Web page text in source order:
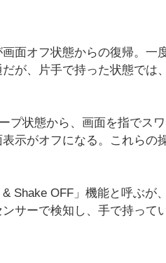
面オフ状態からの復帰。一
が、片手で持った状態では
プ状態から、画面を指でス
示がオフになる。これらの
Shake OFF」機能と呼ぶが
サーで検知し、手で持って